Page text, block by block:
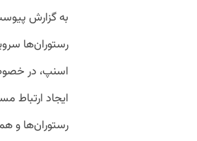
به گزارش
رستوران‌ها
اسنپ، در
ایجاد ارتباط
رستوران‌ها و